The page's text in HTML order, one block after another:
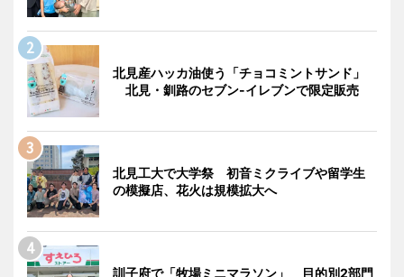
北見産ハッカ油使う「チョコミントサンド」
北見・釧路のセブン-イレブンで限定販売
北見工大で大学祭 初音ミクライブや留学生
の模擬店、花火は規模拡大へ
訓子府で「牧場ミニマラソン」 目的別2部門